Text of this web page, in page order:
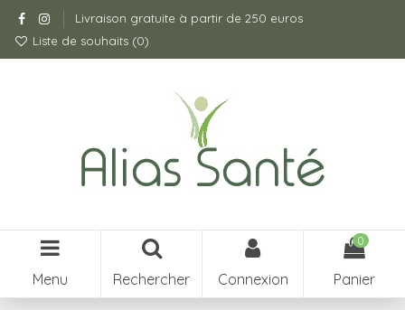
Livraison gratuite à partir de 250 euros
Liste de souhaits (0)
Menu Rechercher Connexion
0
Panier